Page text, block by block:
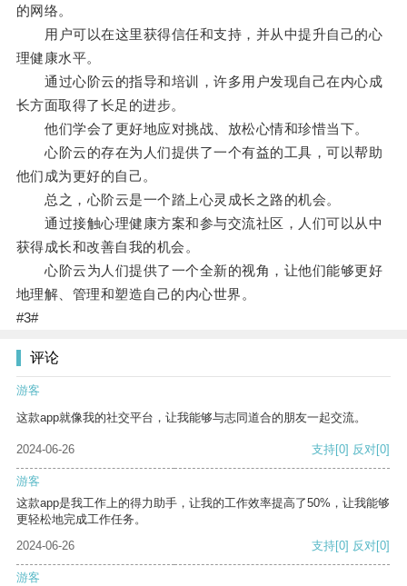
的网络。
用户可以在这里获得信任和支持，并从中提升自己的心
理健康水平。
通过心阶云的指导和培训，许多用户发现自己在内心成
长方面取得了长足的进步。
他们学会了更好地应对挑战、放松心情和珍惜当下。
心阶云的存在为人们提供了一个有益的工具，可以帮助
他们成为更好的自己。
总之，心阶云是一个踏上心灵成长之路的机会。
通过接触心理健康方案和参与交流社区，人们可以从中
获得成长和改善自我的机会。
心阶云为人们提供了一个全新的视角，让他们能够更好
地理解、管理和塑造自己的内心世界。
#3#
评论
游客
这款app就像我的社交平台，让我能够与志同道合的朋友一起交流。
2024-06-26 支持[0] 反对[0]
游客
这款app是我工作上的得力助手，让我的工作效率提高了50%，让我能够
更轻松地完成工作任务。
2024-06-26
支持[0] 反对[0]
游客